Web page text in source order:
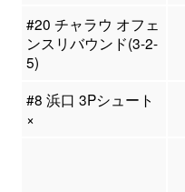
#20 チャラウ オフェ
ンスリバウンド(3-2-
5)
#8 浜口 3Pシュート
×